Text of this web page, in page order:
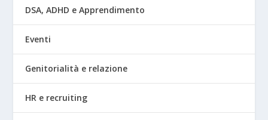
DSA, ADHD e Apprendimento
Eventi
Genitorialità e relazione
HR e recruiting